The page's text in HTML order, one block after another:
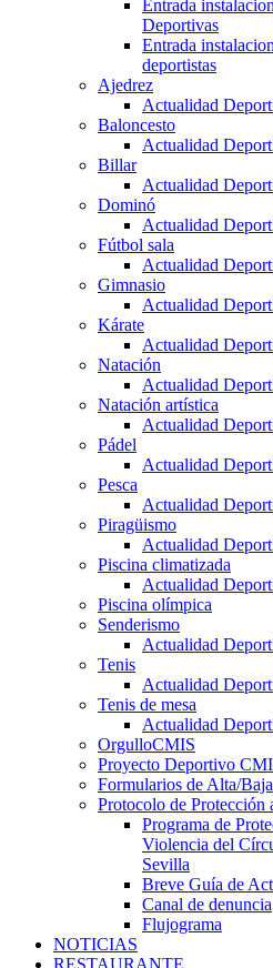
Entrada
Deportivas
Entrada
deportistas
Ajedrez
Actualidad
Baloncesto
Actualidad
Billar
Actualidad
Dominó
Actualidad
Fútbol sala
Actualidad
Gimnasio
Actualidad
Kárate
Actualidad
Natación
Actualidad
Natación artística
Actualidad
Pádel
Actualidad
Pesca
Actualidad
Piragüismo
Actualidad
Piscina climatizada
Actualidad
Piscina olímpica
Senderismo
Actualidad
Tenis
Actualidad
Tenis de mesa
Actualidad
OrgulloCMIS
Proyecto Deportivo
Formularios de Alta/Baja
Protocolo de Protección
Programa de
Violencia del
Sevilla
Breve Guía de
Canal de denuncia
Flujograma
NOTICIAS